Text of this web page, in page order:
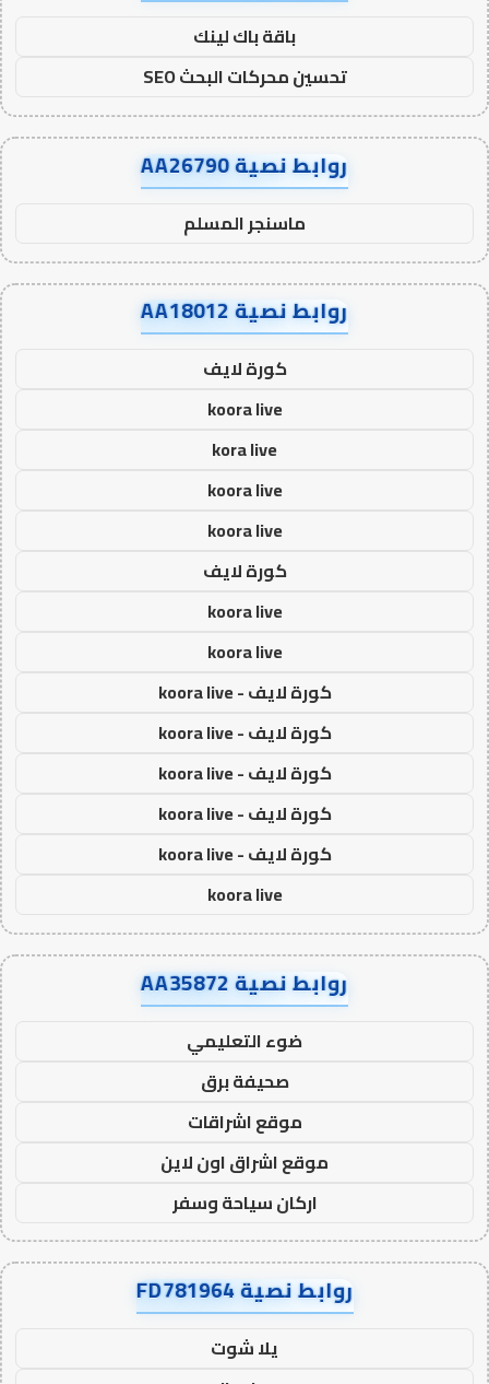
باقة باك لينك
تحسين محركات البحث SEO
روابط نصية AA26790
ماسنجر المسلم
روابط نصية AA18012
كورة لايف
koora live
kora live
koora live
koora live
كورة لايف
koora live
koora live
كورة لايف - koora live
كورة لايف - koora live
كورة لايف - koora live
كورة لايف - koora live
كورة لايف - koora live
koora live
روابط نصية AA35872
ضوء التعليمي
صحيفة برق
موقع اشراقات
موقع اشراق اون لاين
اركان سياحة وسفر
روابط نصية FD781964
يلا شوت